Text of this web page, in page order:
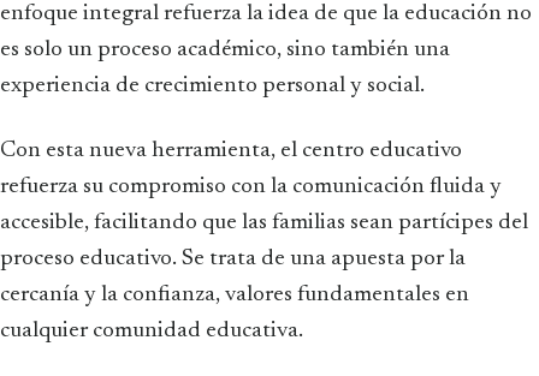
enfoque integral refuerza la idea de que la educación no
es solo un proceso académico, sino también una
experiencia de crecimiento personal y social.
Con esta nueva herramienta, el centro educativo
refuerza su compromiso con la comunicación fluida y
accesible, facilitando que las familias sean partícipes del
proceso educativo. Se trata de una apuesta por la
cercanía y la confianza, valores fundamentales en
cualquier comunidad educativa.